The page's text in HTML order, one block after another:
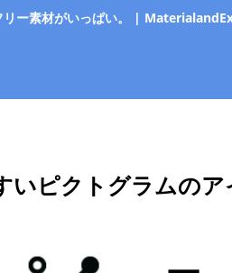
リー素材がいっぱい。 |
いピクトグラムの